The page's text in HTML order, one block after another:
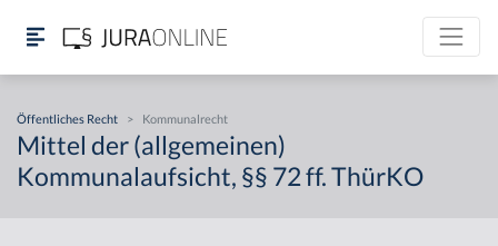
Öffentliches Recht > Kommunalrecht
Mittel der (allgemeinen)
Kommunalaufsicht, §§ 72 ff. ThürKO